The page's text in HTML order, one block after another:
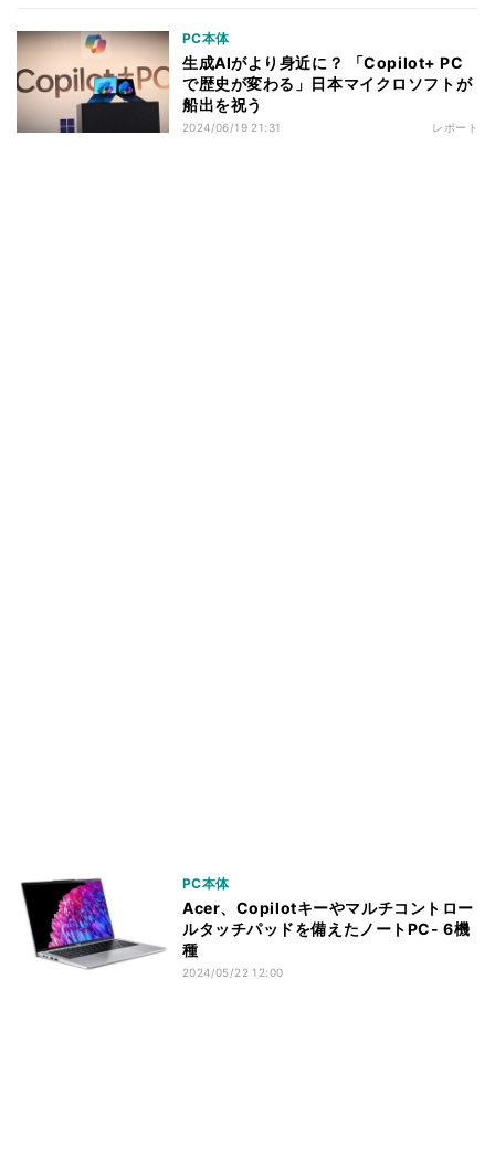
PC本体
生成AIがより身近に？ 「Copilot+ PC
で歴史が変わる」日本マイクロソフトが
船出を祝う
2024/06/19 21:31 レポート
PC本体
Acer、Copilotキーやマルチコントロー
ルタッチパッドを備えたノートPC- 6機
種
2024/05/22 12:00